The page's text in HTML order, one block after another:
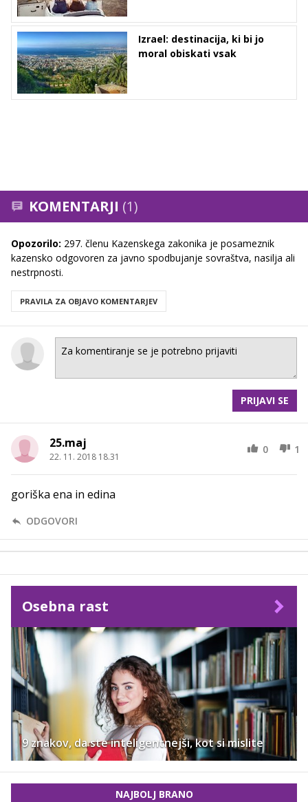
Izrael: destinacija, ki bi jo
moral obiskati vsak
KOMENTARJI (1)
Opozorilo: 297. členu Kazenskega zakonika je posameznik
kazensko odgovoren za javno spodbujanje sovraštva, nasilja ali
nestrpnosti.
PRAVILA ZA OBJAVO KOMENTARJEV
PRIJAVI SE
25.maj
22. 11. 2018 18.31
0 1
goriška ena in edina
ODGOVORI
Osebna rast
9 znakov, da ste inteligentnejši, kot si mislite
NAJBOLJ BRANO